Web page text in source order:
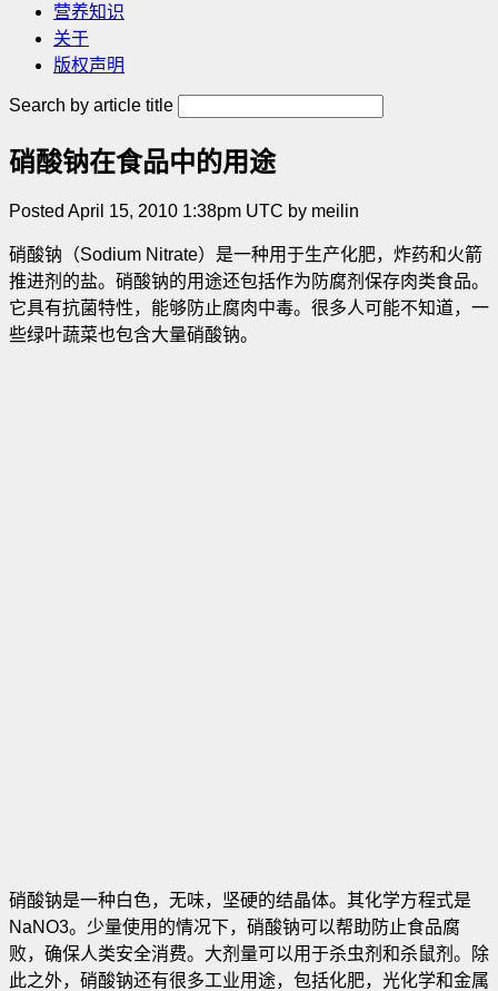
营养知识
关于
版权声明
Search by article title
硝酸钠在食品中的用途
Posted April 15, 2010 1:38pm UTC by meilin
硝酸钠（Sodium Nitrate）是一种用于生产化肥，炸药和火箭
推进剂的盐。硝酸钠的用途还包括作为防腐剂保存肉类食品。
它具有抗菌特性，能够防止腐肉中毒。很多人可能不知道，一
些绿叶蔬菜也包含大量硝酸钠。
硝酸钠是一种白色，无味，坚硬的结晶体。其化学方程式是
NaNO3。少量使用的情况下，硝酸钠可以帮助防止食品腐
败，确保人类安全消费。大剂量可以用于杀虫剂和杀鼠剂。除
此之外，硝酸钠还有很多工业用途，包括化肥，光化学和金属